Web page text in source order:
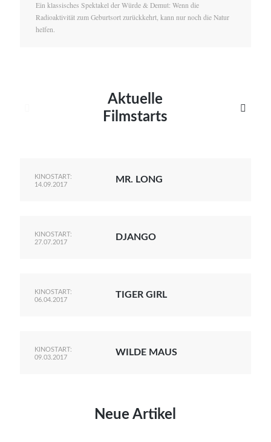
Ein klassisches Spektakel der Würde & Demut: Wenn die
Radioaktivität zum Geburtsort zurückkehrt, kann nur noch die Natur
helfen.
Aktuelle
Filmstarts

KINOSTART:
14.09.2017
MR. LONG
KINOSTART:
27.07.2017
DJANGO
KINOSTART:
06.04.2017
TIGER GIRL
KINOSTART:
09.03.2017
WILDE MAUS
Neue Artikel